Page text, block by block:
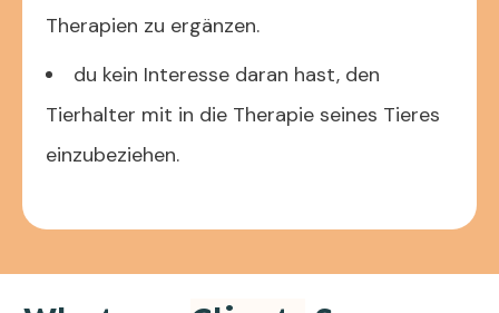
Therapien zu ergänzen.
du kein Interesse daran hast, den
Tierhalter mit in die Therapie seines Tieres
einzubeziehen.